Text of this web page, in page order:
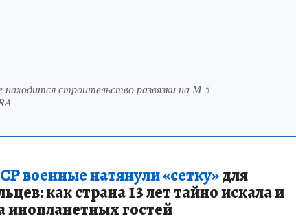
находится строительство развязки на М-5
военные натянули «сетку»для
как страна 13 лет тайно искала и
инопланетных гостей